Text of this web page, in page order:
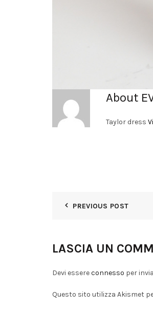
About
Taylor dress
PREVIOUS POST
LASCIA UN
Devi essereconnesso per
Questo sito utilizza Akismet